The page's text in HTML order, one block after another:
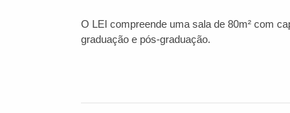
O LEI compreende uma sala de 80m² com
graduação e pós-graduação.